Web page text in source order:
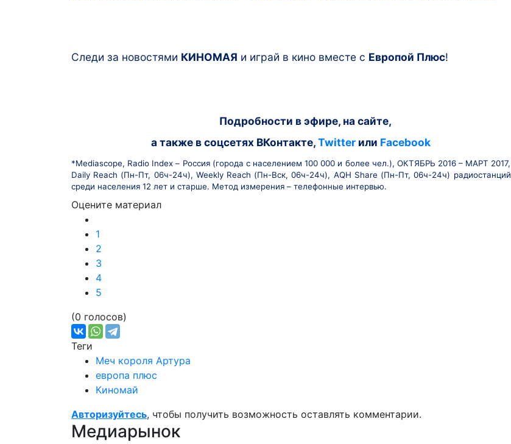
Следи за новостями КИНОМАЯ и играй в кино вместе с Европой Плюс!
Подробности в эфире, на сайте,
а также в соцсетях ВКонтакте,Twitter или Facebook
*Mediascope, Radio Index – Россия (города с населением 100 000 и более чел.), ОКТЯБРЬ 2016 – МАРТ 2017,
Daily Reach (Пн-Пт, 06ч-24ч), Weekly Reach (Пн-Вск, 06ч-24ч), AQH Share (Пн-Пт, 06ч-24ч) радиостанций
среди населения 12 лет и старше. Метод измерения – телефонные интервью.
Оцените материал
1
2
3
4
5
(0 голосов)
Теги
Меч короля Артура
европа плюс
Киномай
Авторизуйтесь, чтобы получить возможность оставлять комментарии.
Медиарынок